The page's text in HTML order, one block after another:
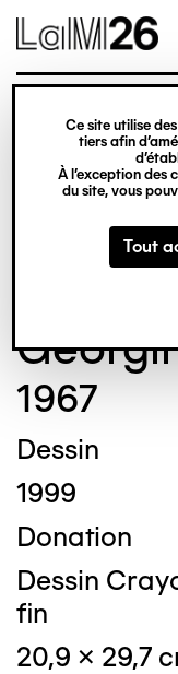
Gestion des
Ce site utilise
tiers afin
À l’exception des
du site, vous
Tout
contenu
© Crédit photo
métropole
contemporain
1967
Dessin
1999
Donation
Dessin
fin
20,9 x 29,7